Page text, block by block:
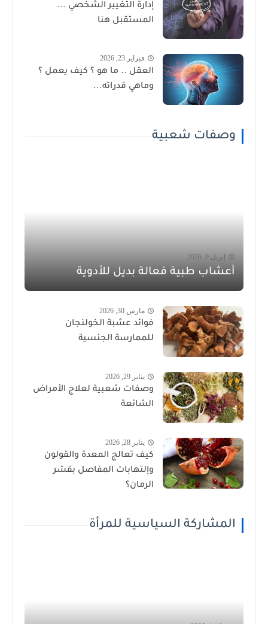
إدارة التغيير الشخصي ...
المستقبل هنا
فبراير 23, 2026
العقل .. ما هو ؟ كيف يعمل ؟
وماهي قدراته...
وصفات شعبية
إبريل 9, 2026
أعشاب طبية فعالة بديل للأدوية
مارس 30, 2026
فوائد عشبة الخولنجان
للممارسة الجنسية
يناير 29, 2026
وصفات شعبية لعلاج الأمراض
الشائعة
يناير 28, 2026
كيف تعالج المعدة والقولون
وإلتهابات المفاصل بقشر
الرمان؟
المشاركة السياسية للمرأة